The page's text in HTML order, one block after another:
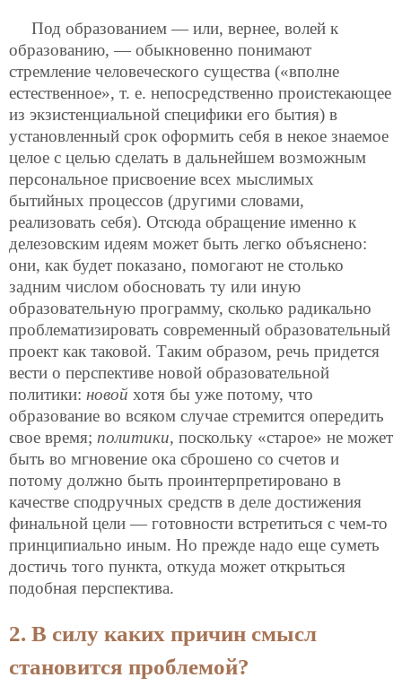
Под образованием — или, вернее, волей к
образованию, — обыкновенно понимают
стремление человеческого существа («вполне
естественное», т. е. непосредственно проистекающее
из экзистенциальной специфики его бытия) в
установленный срок оформить себя в некое знаемое
целое с целью сделать в дальнейшем возможным
персональное присвоение всех мыслимых
бытийных процессов (другими словами,
реализовать себя). Отсюда обращение именно к
делезовским идеям может быть легко объяснено:
они, как будет показано, помогают не столько
задним числом обосновать ту или иную
образовательную программу, сколько радикально
проблематизировать современный образовательный
проект как таковой. Таким образом, речь придется
вести о перспективе новой образовательной
политики: новой хотя бы уже потому, что
образование во всяком случае стремится опередить
свое время; политики, поскольку «старое» не может
быть во мгновение ока сброшено со счетов и
потому должно быть проинтерпретировано в
качестве сподручных средств в деле достижения
финальной цели — готовности встретиться с чем-то
принципиально иным. Но прежде надо еще суметь
достичь того пункта, откуда может открыться
подобная перспектива.
2. В силу каких причин смысл
становится проблемой?